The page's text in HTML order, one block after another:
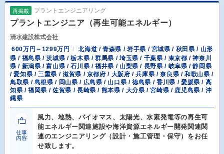
再掲載 プラントエンジニアリング
プラントエンジニア（再生可能エネルギー）
清水建設株式会社
600万円～1299万円
北海道 / 青森県 / 岩手県 / 宮城県 / 秋田県 / 山形
県 / 福島県 / 茨城県 / 栃木県 / 群馬県 / 埼玉県 / 千葉県 / 東京都 / 神奈川
県 / 新潟県 / 富山県 / 石川県 / 福井県 / 山梨県 / 長野県 / 岐阜県 / 静岡県
/ 愛知県 / 三重県 / 滋賀県 / 京都府 / 大阪府 / 兵庫県 / 奈良県 / 和歌山県 /
鳥取県 / 島根県 / 岡山県 / 広島県 / 山口県 / 徳島県 / 香川県 / 愛媛県 / 高
知県 / 福岡県 / 佐賀県 / 長崎県 / 熊本県 / 大分県 / 宮崎県 / 鹿児島県 / 沖
縄県
仕事
内容
風力、地熱、バイオマス、太陽光、水素発電等の再生可
能エネルギー関連施設や海洋資源エネルギー開発関連関
連のエンジニアリング（設計・施工管理・保守）をお任
せ致します。